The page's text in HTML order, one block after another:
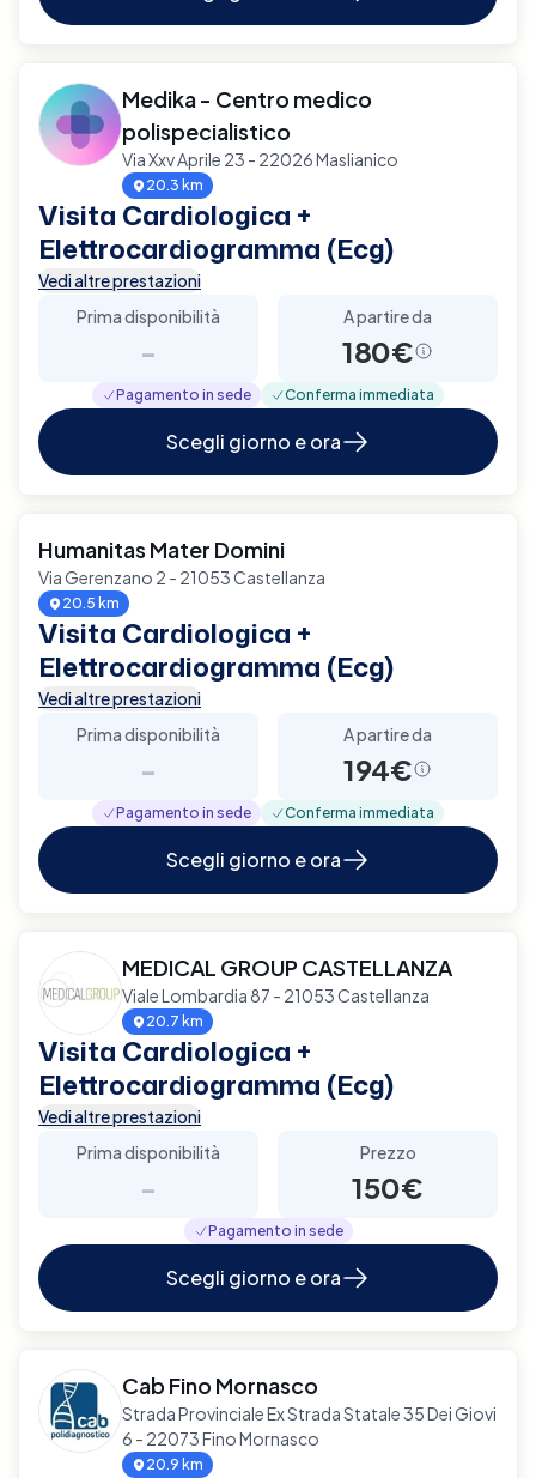
Medika - Centro medico
polispecialistico
Via Xxv Aprile 23 - 22026 Maslianico
20.3 km
Visita Cardiologica +
Elettrocardiogramma (Ecg)
Vedi altre prestazioni
Prima disponibilità
-
A partire da
180€
Pagamento in sede Conferma immediata
Scegli giorno e ora
Humanitas Mater Domini
Via Gerenzano 2 - 21053 Castellanza
20.5 km
Visita Cardiologica +
Elettrocardiogramma (Ecg)
Vedi altre prestazioni
Prima disponibilità
-
A partire da
194€
Pagamento in sede Conferma immediata
Scegli giorno e ora
MEDICAL GROUP CASTELLANZA
Viale Lombardia 87 - 21053 Castellanza
20.7 km
Visita Cardiologica +
Elettrocardiogramma (Ecg)
Vedi altre prestazioni
Prima disponibilità
-
Prezzo
150€
Pagamento in sede
Scegli giorno e ora
Cab Fino Mornasco
Strada Provinciale Ex Strada Statale 35 Dei Giovi
6 - 22073 Fino Mornasco
20.9 km